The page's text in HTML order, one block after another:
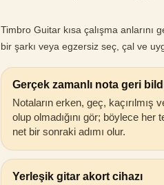
Timbro Guitar kısa çalışma anlarını
bir şarkı veya egzersiz seç, çal ve
Gerçek zamanlı nota geri
Notaların erken, geç, kaçırılmış
olup olmadığını gör; böylece her
net bir sonraki adımı olur.
Yerleşik gitar akort cihazı